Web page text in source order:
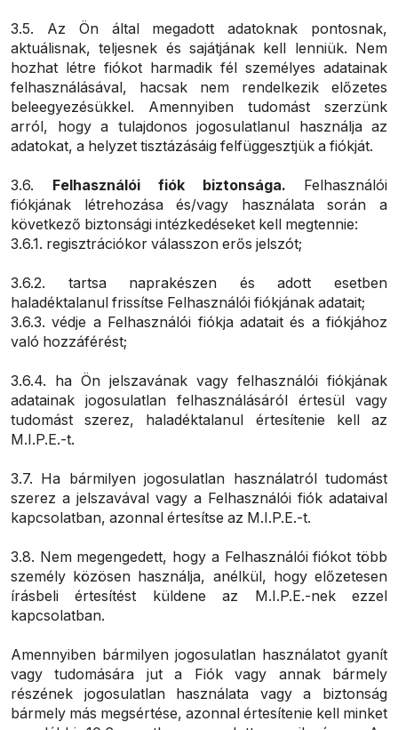
3.5. Az Ön által megadott adatoknak pontosnak,
aktuálisnak, teljesnek és sajátjának kell lenniük. Nem
hozhat létre fiókot harmadik fél személyes adatainak
felhasználásával, hacsak nem rendelkezik előzetes
beleegyezésükkel. Amennyiben tudomást szerzünk
arról, hogy a tulajdonos jogosulatlanul használja az
adatokat, a helyzet tisztázásáig felfüggesztjük a fiókját.
3.6. Felhasználói fiók biztonsága. Felhasználói
fiókjának létrehozása és/vagy használata során a
következő biztonsági intézkedéseket kell megtennie:
3.6.1. regisztrációkor válasszon erős jelszót;
3.6.2. tartsa naprakészen és adott esetben
haladéktalanul frissítse Felhasználói fiókjának adatait;
3.6.3. védje a Felhasználói fiókja adatait és a fiókjához
való hozzáférést;
3.6.4. ha Ön jelszavának vagy felhasználói fiókjának
adatainak jogosulatlan felhasználásáról értesül vagy
tudomást szerez, haladéktalanul értesítenie kell az
M.I.P.E.-t.
3.7. Ha bármilyen jogosulatlan használatról tudomást
szerez a jelszavával vagy a Felhasználói fiók adataival
kapcsolatban, azonnal értesítse az M.I.P.E.-t.
3.8. Nem megengedett, hogy a Felhasználói fiókot több
személy közösen használja, anélkül, hogy előzetesen
írásbeli értesítést küldene az M.I.P.E.-nek ezzel
kapcsolatban.
Amennyiben bármilyen jogosulatlan használatot gyanít
vagy tudomására jut a Fiók vagy annak bármely
részének jogosulatlan használata vagy a biztonság
bármely más megsértése, azonnal értesítenie kell minket